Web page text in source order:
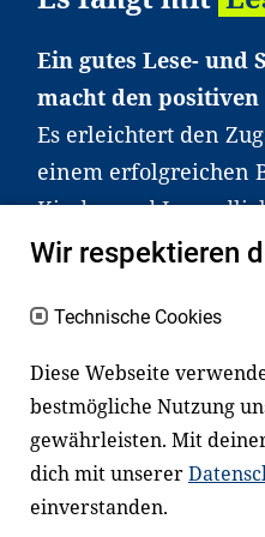
gezielten
Welche Rolle spielt
Lesenlernen?
Das Elternhaus hat
regelmäßig
dass viele Eltern
Zeitmangel oder
Unterstützung
Ein gutes Lese- und
macht den positiven
Es erleichtert den
einem erfolgreichen
Kinder und
haben aber große
an Familien sowie an
Lehrer*innen und
Fachexpert*innen.
mit Ministerien,
Einrichtungen,
und anderen
Wir respektieren
Technische Cookies
Diese Webseite
bestmögliche Nutzung
gewährleisten. Mit
dich mit unserer
einverstanden.